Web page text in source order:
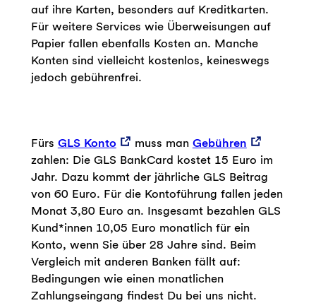
auf ihre Karten, besonders auf Kreditkarten.
Für weitere Services wie Überweisungen auf
Papier fallen ebenfalls Kosten an. Manche
Konten sind vielleicht kostenlos, keineswegs
jedoch gebührenfrei.
Fürs GLS Konto muss man Gebühren
zahlen: Die GLS BankCard kostet 15 Euro im
Jahr. Dazu kommt der jährliche GLS Beitrag
von 60 Euro. Für die Kontoführung fallen jeden
Monat 3,80 Euro an. Insgesamt bezahlen GLS
Kund*innen 10,05 Euro monatlich für ein
Konto, wenn Sie über 28 Jahre sind. Beim
Vergleich mit anderen Banken fällt auf:
Bedingungen wie einen monatlichen
Zahlungseingang findest Du bei uns nicht.